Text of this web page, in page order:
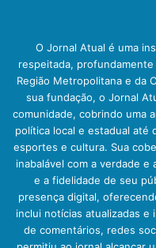
O Jornal Atual é uma
respeitada,
Região Metropolitana e da
sua fundação, o Jornal
comunidade, cobrindo uma
política local e estadual até
esportes e cultura. Sua
inabalável com a verdade
e a fidelidade de seu
presença digital,
inclui notícias atualizadas
de comentários, redes